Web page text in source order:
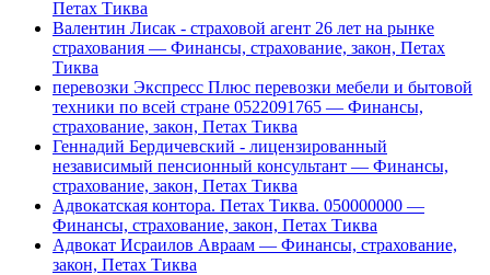
Петах Тиква
Валентин Лисак - страховой агент 26 лет на рынке
страхования — Финансы, страхование, закон, Петах
Тиква
перевозки Экспресс Плюс перевозки мебели и бытовой
техники по всей стране 0522091765 — Финансы,
страхование, закон, Петах Тиква
Геннадий Бердичевский - лицензированный
независимый пенсионный консультант — Финансы,
страхование, закон, Петах Тиква
Адвокатская контора. Петах Тиква. 050000000 —
Финансы, страхование, закон, Петах Тиква
Адвокат Исраилов Авраам — Финансы, страхование,
закон, Петах Тиква